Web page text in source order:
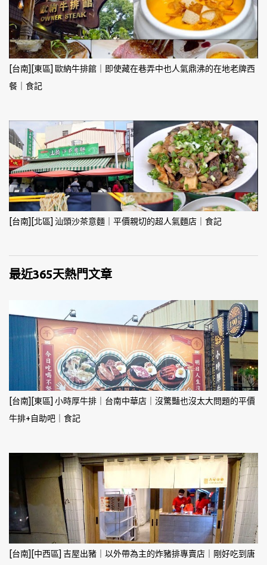
[台南][東區] 歐納牛排館｜即使藏在巷弄中也人氣鼎沸的在地老牌西
餐｜食記
[台南][北區] 汕頭沙茶意麵｜平價親切的超人氣麵店｜食記
最近365天熱門文章
[台南][東區] 小時厚牛排｜台南中華店｜沒驚豔也沒太大問題的平價
牛排+自助吧｜食記
[台南][中西區] 吉屋出豬｜以外帶為主的炸豬排專賣店｜剛好吃到唐